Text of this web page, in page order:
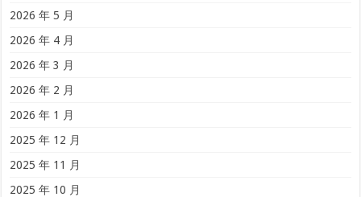
2026 年 5 月
2026 年 4 月
2026 年 3 月
2026 年 2 月
2026 年 1 月
2025 年 12 月
2025 年 11 月
2025 年 10 月